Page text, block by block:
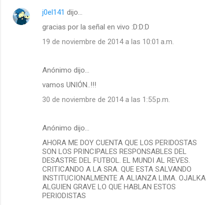
j0el141 dijo…
gracias por la señal en vivo :D:D:D
19 de noviembre de 2014 a las 10:01 a.m.
Anónimo dijo…
vamos UNIÓN..!!!
30 de noviembre de 2014 a las 1:55 p.m.
Anónimo dijo…
AHORA ME DOY CUENTA QUE LOS PERIDOSTAS
SON LOS PRINCIPALES RESPONSABLES DEL
DESASTRE DEL FUTBOL. EL MUNDI AL REVES.
CRITICANDO A LA SRA. QUE ESTA SALVANDO
INSTITUCIONALMENTE A ALIANZA LIMA. OJALKA
ALGUIEN GRAVE LO QUE HABLAN ESTOS
PERIODISTAS